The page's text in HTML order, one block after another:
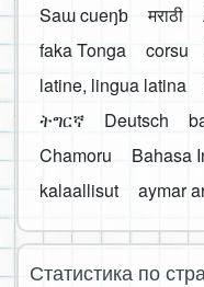
Saɯ cueŋƅ
मराठी
faka Tonga
corsu
latine, lingua latina
ትግርኛ
Deutsch
Chamoru
Bahasa
kalaallisut
aymar
Статистика по